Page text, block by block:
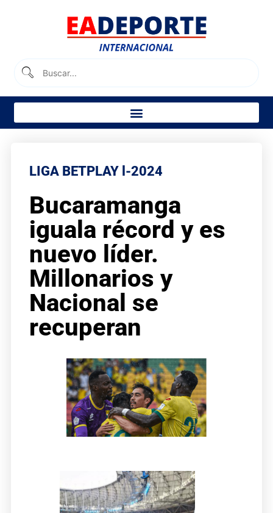
LIGA BETPLAY l-2024
Bucaramanga
iguala récord y es
nuevo líder.
Millonarios y
Nacional se
recuperan